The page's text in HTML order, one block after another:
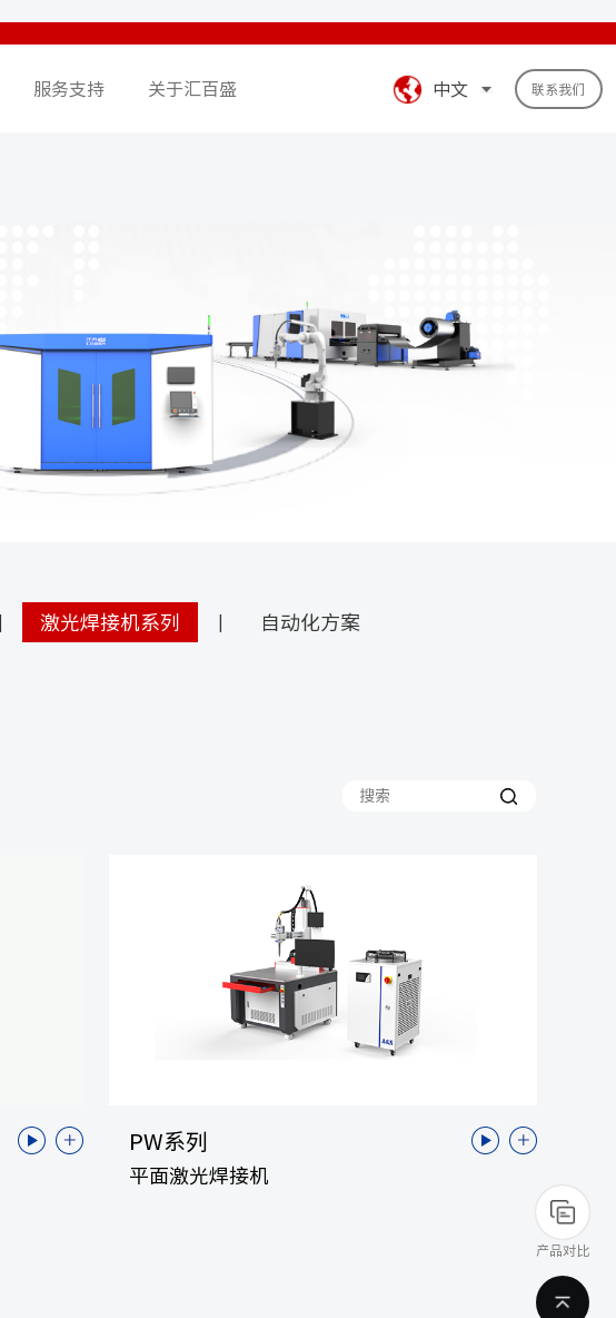
服务支持 关于汇百盛 联系我们
中文
激光焊接机系列 自动化方案
PW系列
平面激光焊接机
产品对比